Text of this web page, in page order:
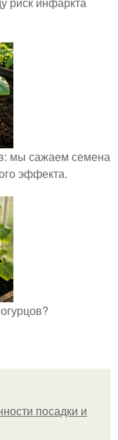
мы сажаем семена
эффекта.
посадки и